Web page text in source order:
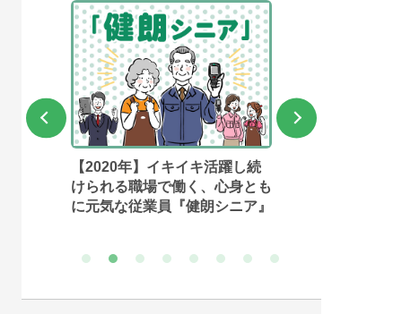
】イキイキ活躍し続
職場で働く、心身とも
従業員『健朗シニア』
【2019年】アルバイト・パー
ト向けへの学習機会提供が採用
力・定着率の向上につながる
1 2 3 4 5 6 7 8